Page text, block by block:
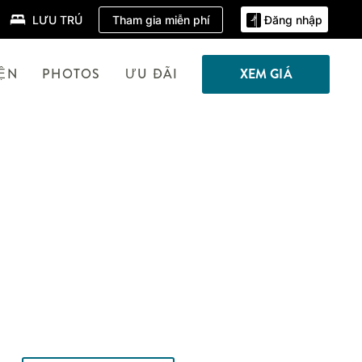
LƯU TRÚ Tham gia miễn phí Đăng nhập
PHOTOS ƯU ĐÃI XEM GIÁ